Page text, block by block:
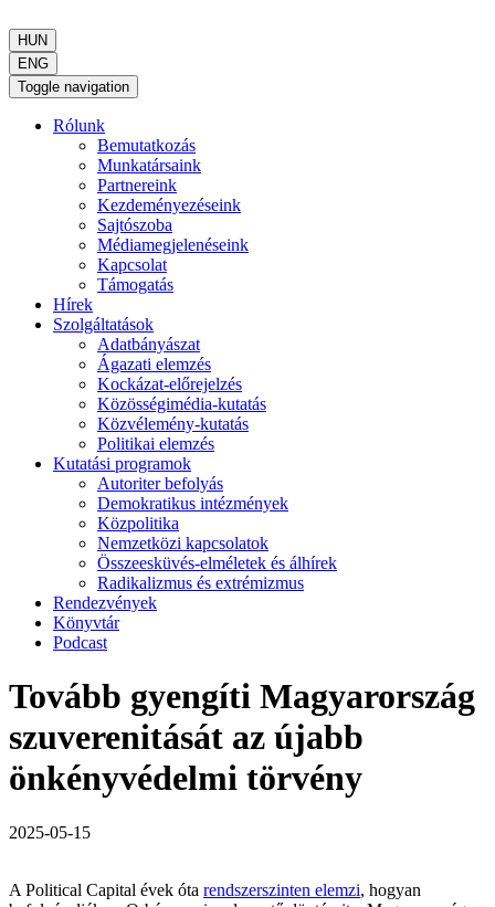
HUN
ENG
Toggle navigation
Rólunk
Bemutatkozás
Munkatársaink
Partnereink
Kezdeményezéseink
Sajtószoba
Médiamegjelenéseink
Kapcsolat
Támogatás
Hírek
Szolgáltatások
Adatbányászat
Ágazati elemzés
Kockázat-előrejelzés
Közösségimédia-kutatás
Közvélemény-kutatás
Politikai elemzés
Kutatási programok
Autoriter befolyás
Demokratikus intézmények
Közpolitika
Nemzetközi kapcsolatok
Összeesküvés-elméletek és álhírek
Radikalizmus és extrémizmus
Rendezvények
Könyvtár
Podcast
Tovább gyengíti Magyarország
szuverenitását az újabb
önkényvédelmi törvény
2025-05-15
A Political Capital évek óta rendszerszinten elemzi, hogyan